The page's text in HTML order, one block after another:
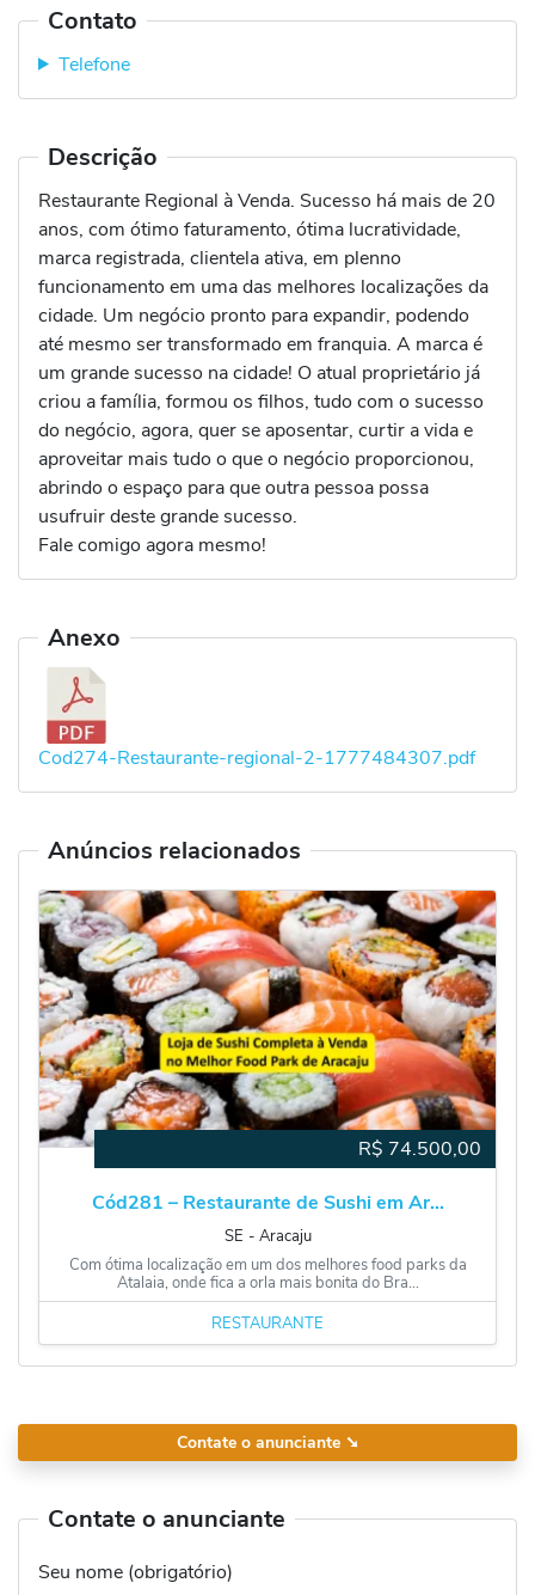
Contato
Telefone
Descrição
Restaurante Regional à Venda. Sucesso há mais de 20
anos, com ótimo faturamento, ótima lucratividade,
marca registrada, clientela ativa, em plenno
funcionamento em uma das melhores localizações da
cidade. Um negócio pronto para expandir, podendo
até mesmo ser transformado em franquia. A marca é
um grande sucesso na cidade! O atual proprietário já
criou a família, formou os filhos, tudo com o sucesso
do negócio, agora, quer se aposentar, curtir a vida e
aproveitar mais tudo o que o negócio proporcionou,
abrindo o espaço para que outra pessoa possa
usufruir deste grande sucesso.
Fale comigo agora mesmo!
Anexo
Cod274-Restaurante-regional-2-1777484307.pdf
Anúncios relacionados
R$ 74.500,00
Cód281 – Restaurante de Sushi em Ar...
SE ‐ Aracaju
Com ótima localização em um dos melhores food parks da
Atalaia, onde fica a orla mais bonita do Bra...
RESTAURANTE
Contate o anunciante ➘
Contate o anunciante
Seu nome (obrigatório)